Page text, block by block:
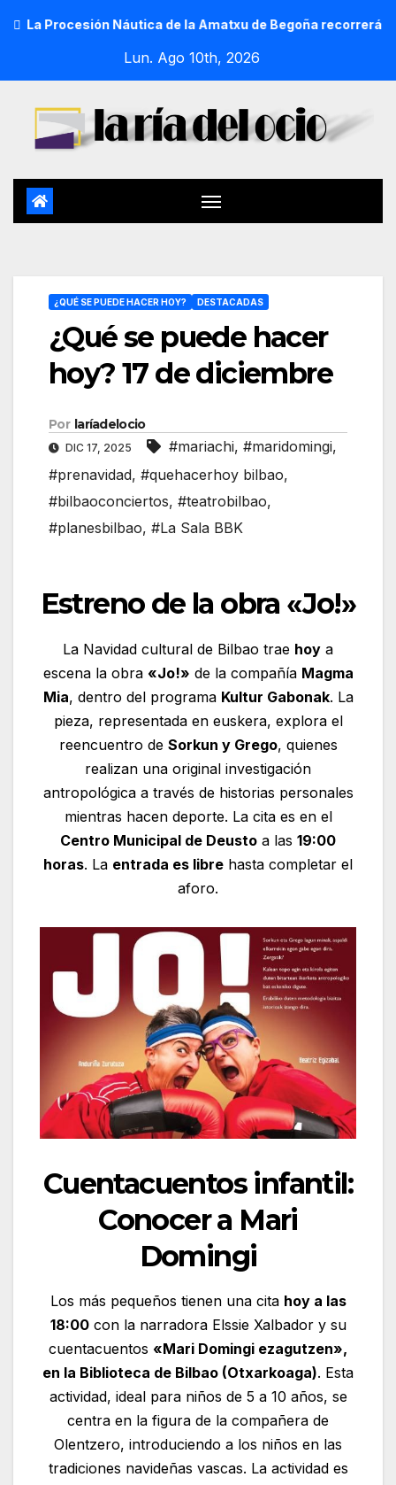
Náutica de la Amatxu de Begoña recorrerá la ría el 14
Lun. Ago 10th, 2026
¿QUÉ SE PUEDE HACER HOY? DESTACADAS
¿Qué se puede hacer
hoy? 17 de diciembre
Por laríadelocio
DIC 17, 2025 #mariachi, #maridomingi,
#prenavidad, #quehacerhoy bilbao,
#bilbaoconciertos, #teatrobilbao,
#planesbilbao, #La Sala BBK
Estreno de la obra «Jo!»
La Navidad cultural de Bilbao trae hoy a
escena la obra «Jo!» de la compañía Magma
Mia, dentro del programa Kultur Gabonak. La
pieza, representada en euskera, explora el
reencuentro de Sorkun y Grego, quienes
realizan una original investigación
antropológica a través de historias personales
mientras hacen deporte. La cita es en el
Centro Municipal de Deusto a las 19:00
horas. La entrada es libre hasta completar el
aforo.
Cuentacuentos infantil:
Conocer a Mari
Domingi
Los más pequeños tienen una cita hoy a las
18:00con la narradora Elssie Xalbador y su
cuentacuentos «Mari Domingi ezagutzen»,
en la Biblioteca de Bilbao (Otxarkoaga). Esta
actividad, ideal para niños de 5 a 10 años, se
centra en la figura de la compañera de
Olentzero, introduciendo a los niños en las
tradiciones navideñas vascas. La actividad es